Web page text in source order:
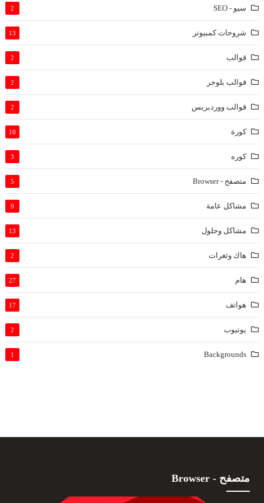
سيو - SEO 2
شروحات كمبيوتر 13
قوالب 2
قوالب بلوجر 2
قوالب ووردبريس 2
كورة 10
كوره 3
متصفح - Browser 5
مشاكل عامة 9
مشاكل وحلول 13
هاك وثغرات 2
هام 27
هواتف 17
يوتيوب 2
Backgrounds
1
متصفح - Browser